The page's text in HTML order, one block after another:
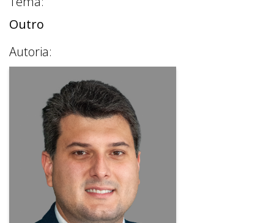
Outro
Autoria: